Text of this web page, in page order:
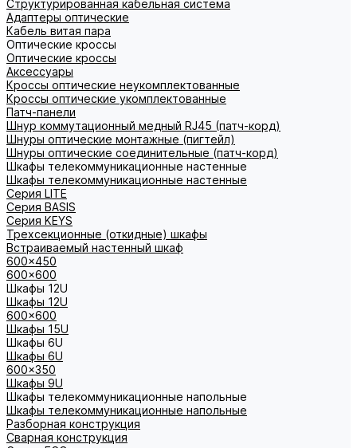
Структурированная кабельная система
Адаптеры оптические
Кабель витая пара
Оптические кроссы
Оптические кроссы
Аксессуары
Кроссы оптические неукомплектованные
Кроссы оптические укомплектованные
Патч-панели
Шнур коммутационный медный RJ45 (патч-корд)
Шнуры оптические монтажные (пигтейл)
Шнуры оптические соединительные (патч-корд)
Шкафы телекоммуникационные настенные
Шкафы телекоммуникационные настенные
Cерия LITE
Cерия BASIS
Cерия KEYS
Трехсекционные (откидные) шкафы
Встраиваемый настенный шкаф
600x450
600x600
Шкафы 12U
Шкафы 12U
600x600
Шкафы 15U
Шкафы 6U
Шкафы 6U
600x350
Шкафы 9U
Шкафы телекоммуникационные напольные
Шкафы телекоммуникационные напольные
Разборная конструкция
Сварная конструкция